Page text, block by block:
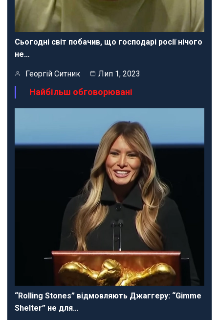
Сьогодні світ побачив, що господарі росії нічого
не…
Георгій Ситник Лип 1, 2023
Найбільш обговорювані
“Rolling Stones” відмовляють Джаггеру: “Gimme
Shelter” не для…